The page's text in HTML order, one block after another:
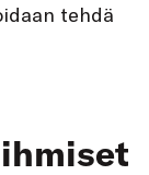
tehdä